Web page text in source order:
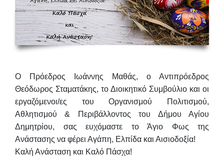
Ο Πρόεδρος Ιωάννης Μαθάς, ο Αντιπρόεδρος
Θεόδωρος Σταματάκης, το Διοικητικό Συμβούλιο και οι
εργαζόμενοι/ες του Οργανισμού Πολιτισμού,
Αθλητισμού & Περιβάλλοντος του Δήμου Αγίου
Δημητρίου, σας ευχόμαστε το Άγιο Φως της
Ανάστασης να φέρει Αγάπη, Ελπίδα και Αισιοδοξία!
Καλή Ανάσταση και Καλό Πάσχα!